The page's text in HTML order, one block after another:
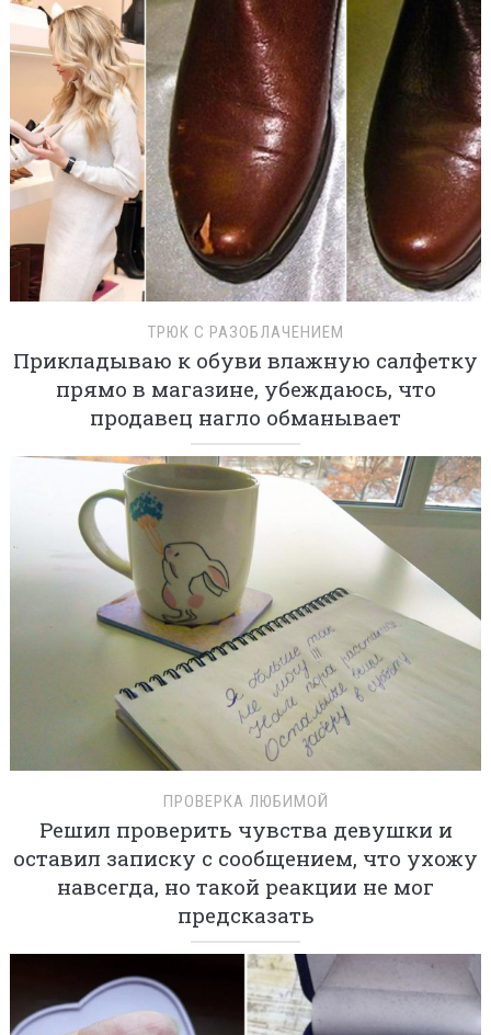
ТРЮК С РАЗОБЛАЧЕНИЕМ
Прикладываю к обуви влажную салфетку
прямо в магазине, убеждаюсь, что
продавец нагло обманывает
ПРОВЕРКА ЛЮБИМОЙ
Решил проверить чувства девушки и
оставил записку с сообщением, что ухожу
навсегда, но такой реакции не мог
предсказать